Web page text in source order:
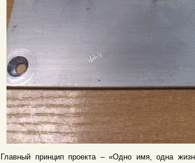
Главный принцип проекта – «Одно имя, одна